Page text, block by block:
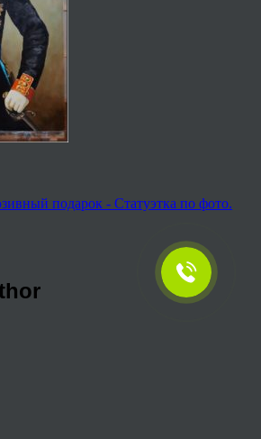
подарок - Статуэтка по фото.